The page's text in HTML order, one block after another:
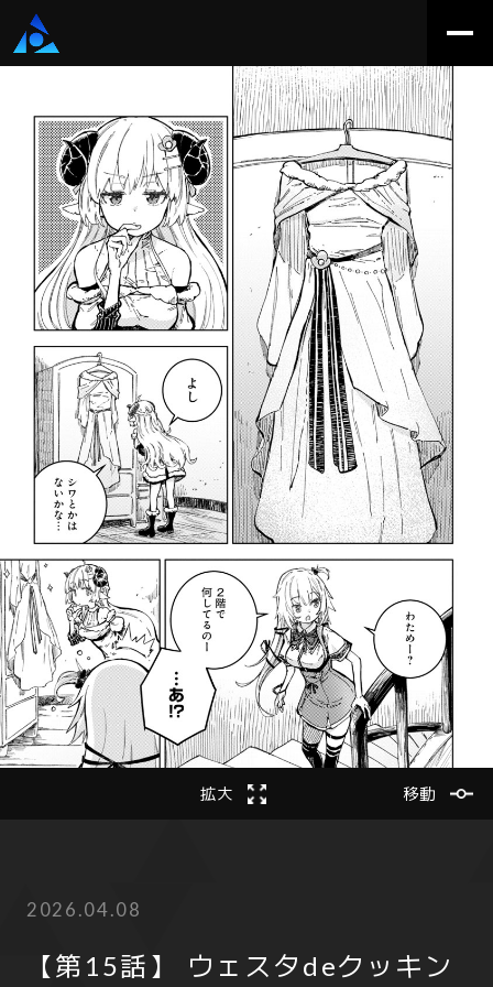
拡大 移動
2
前の話
2026.04.08
【第15話】 ウェスタdeクッキン